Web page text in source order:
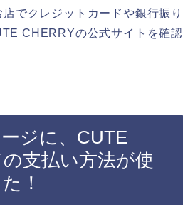
でクレジットカードや銀行振り
CHERRYの公式サイトを確認
ジに、CUTE
支払い方法が使
！